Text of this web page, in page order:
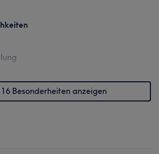
Besonderheiten anzeigen